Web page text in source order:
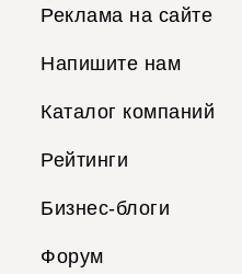
Реклама на сайте
Напишите нам
Каталог компаний
Рейтинги
Бизнес-блоги
Форум